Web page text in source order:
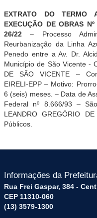
EXTRATO DO TERMO
EXECUÇÃO DE OBRAS
26/22 – Processo
Reurbanização da Linha
Penedo entre a Av. Dr.
Município de São Vicente -
DE SÃO VICENTE –
EIRELI-EPP – Motivo:
6 (seis) meses. – Data de
Federal nº 8.666/93 –
LEANDRO GREGÓRIO
Públicos.
Informações da
Rua Frei Gaspar, 384 -
CEP 11310-060
(13) 3579-1300